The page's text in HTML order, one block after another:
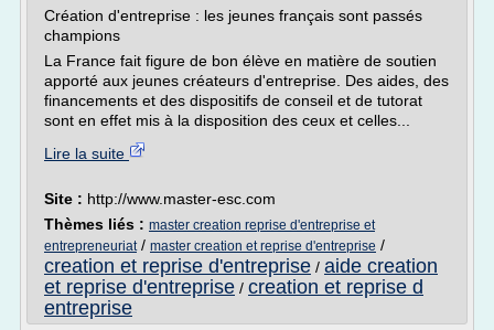
Création d'entreprise : les jeunes français sont passés
champions
La France fait figure de bon élève en matière de soutien
apporté aux jeunes créateurs d'entreprise. Des aides, des
financements et des dispositifs de conseil et de tutorat
sont en effet mis à la disposition des ceux et celles...
Lire la suite
Site : http://www.master-esc.com
Thèmes liés : master creation reprise d'entreprise et
entrepreneuriat/ master creation et reprise d'entreprise /
creation et reprise d'entreprise / aide creation
et reprise d'entreprise / creation et reprise d
entreprise